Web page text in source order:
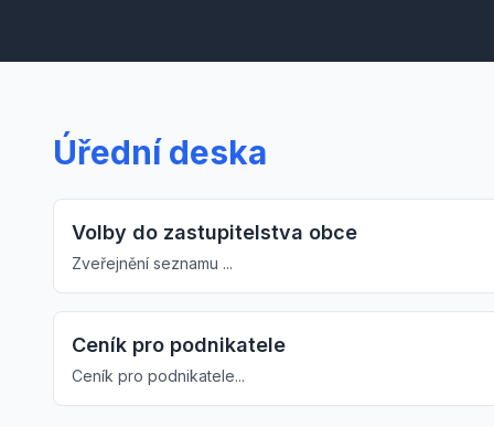
Úřední deska
Volby do zastupitelstva obce
Zveřejnění seznamu ...
Ceník pro podnikatele
Ceník pro podnikatele...